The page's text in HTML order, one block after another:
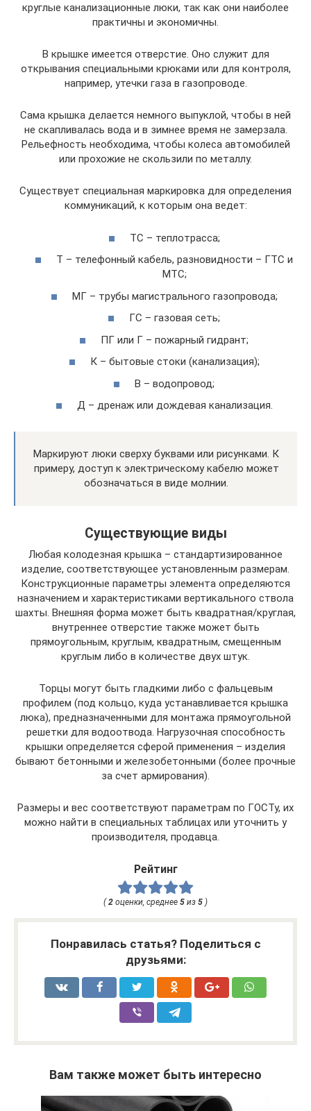
круглые канализационные люки, так как они наиболее
практичны и экономичны.
В крышке имеется отверстие. Оно служит для
открывания специальными крюками или для контроля,
например, утечки газа в газопроводе.
Сама крышка делается немного выпуклой, чтобы в ней
не скапливалась вода и в зимнее время не замерзала.
Рельефность необходима, чтобы колеса автомобилей
или прохожие не скользили по металлу.
Существует специальная маркировка для определения
коммуникаций, к которым она ведет:
ТС – теплотрасса;
Т – телефонный кабель, разновидности – ГТС и
МТС;
МГ – трубы магистрального газопровода;
ГС – газовая сеть;
ПГ или Г – пожарный гидрант;
К – бытовые стоки (канализация);
В – водопровод;
Д – дренаж или дождевая канализация.
Маркируют люки сверху буквами или рисунками. К
примеру, доступ к электрическому кабелю может
обозначаться в виде молнии.
Существующие виды
Любая колодезная крышка – стандартизированное
изделие, соответствующее установленным размерам.
Конструкционные параметры элемента определяются
назначением и характеристиками вертикального ствола
шахты. Внешняя форма может быть квадратная/круглая,
внутреннее отверстие также может быть
прямоугольным, круглым, квадратным, смещенным
круглым либо в количестве двух штук.
Торцы могут быть гладкими либо с фальцевым
профилем (под кольцо, куда устанавливается крышка
люка), предназначенными для монтажа прямоугольной
решетки для водоотвода. Нагрузочная способность
крышки определяется сферой применения – изделия
бывают бетонными и железобетонными (более прочные
за счет армирования).
Размеры и вес соответствуют параметрам по ГОСТу, их
можно найти в специальных таблицах или уточнить у
производителя, продавца.
Рейтинг
(2 оценки, среднее 5 из 5 )
Понравилась статья? Поделиться с
друзьями:
Вам также может быть интересно